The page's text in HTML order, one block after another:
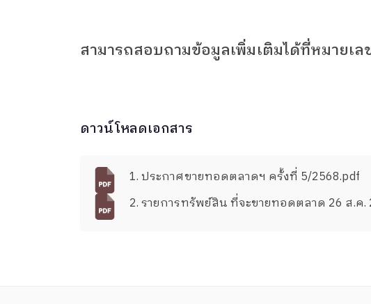
สามารถสอบถามข้อมูลเพิ่มเติมได้ที่หมายเ
ดาวน์โหลดเอกสาร
1. ประกาศขายทอดตลาดฯ ครั้งที่ 5/2568.pdf
2. รายการทรัพย์สิน ที่จะขายทอดตลาด 26 ส.ค.